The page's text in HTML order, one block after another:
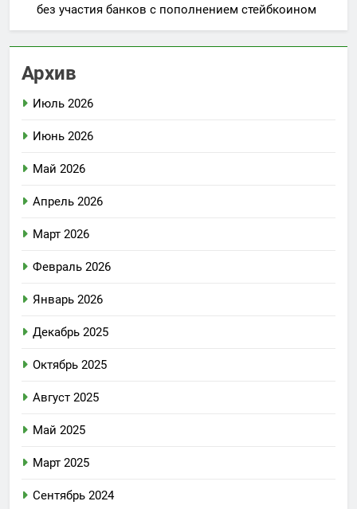
без участия банков с пополнением стейбкоином
Архив
Июль 2026
Июнь 2026
Май 2026
Апрель 2026
Март 2026
Февраль 2026
Январь 2026
Декабрь 2025
Октябрь 2025
Август 2025
Май 2025
Март 2025
Сентябрь 2024